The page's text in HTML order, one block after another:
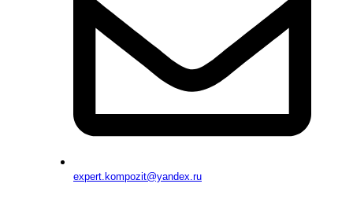
expert.kompozit@yandex.ru